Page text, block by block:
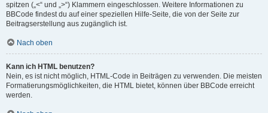
spitzen („<“ und „>“) Klammern eingeschlossen. Weitere Informationen zu
BBCode findest du auf einer speziellen Hilfe-Seite, die von der Seite zur
Beitragserstellung aus zugänglich ist.
Nach oben
Kann ich HTML benutzen?
Nein, es ist nicht möglich, HTML-Code in Beiträgen zu verwenden. Die meisten
Formatierungsmöglichkeiten, die HTML bietet, können über BBCode erreicht
werden.